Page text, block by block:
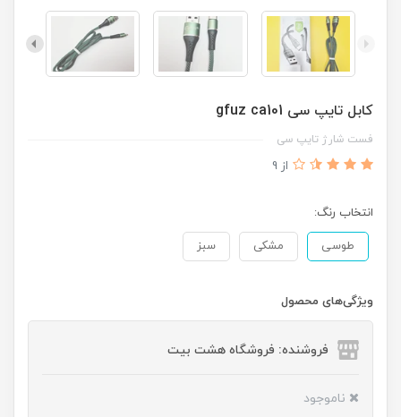
کابل تایپ سی gfuz ca101
فست شارژ تایپ سی
از 9
انتخاب رنگ:
طوسی مشکی سبز
ویژگی‌های محصول
فروشنده: فروشگاه هشت بیت
ناموجود